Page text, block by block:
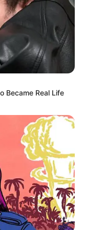
NEWS
que le
informado, por
de Alerta.
Became Real Life